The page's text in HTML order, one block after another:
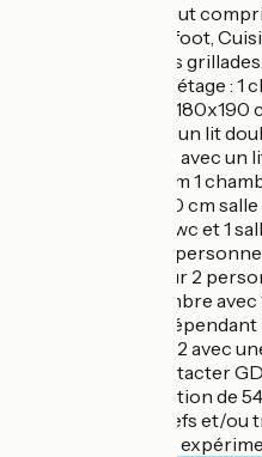
Gîte en formule tout
entrée avec baby foot,
cheminée pour les
salle à manger 1er étage :
avec un lit double
2 personnes avec un lit
pour 4 personnes avec un
simples 90x190 cm 1
lit double 160x200 cm
salle de bain avec wc et 1
1 chambre pour 2
cm 1 chambre pour 2
90x190 cm 1 chambre
d'eau et un wc
terrain de 8000m2 avec
8 personnes (contacter
une salle de réception de
propriétaires : chefs et/ou
de vélo, praticiens